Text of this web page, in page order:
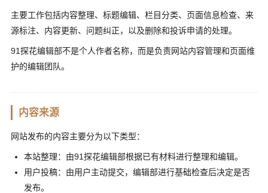
主要工作包括内容整理、标题编辑、栏目分类、页面信息检查、来
源标注、内容更新、问题纠正，以及删除和投诉申请的处理。
91探花编辑部不是个人作者名称，而是负责网站内容管理和页面维
护的编辑团队。
内容来源
网站发布的内容主要分为以下类型：
本站整理：由91探花编辑部根据已有材料进行整理和编辑。
用户投稿：由用户主动提交，编辑部进行基础检查后决定是否
发布。